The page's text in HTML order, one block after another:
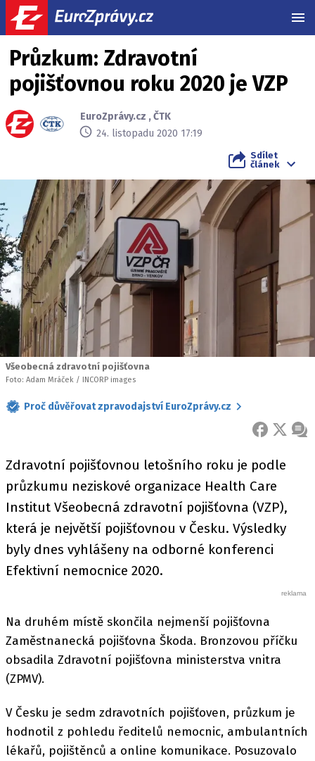
Průzkum: Zdravotní
pojišťovnou roku 2020 je VZP
EuroZprávy.cz ,ČTK
24. listopadu 2020 17:19
Sdílet
článek
Všeobecná zdravotní pojišťovna
Foto: Adam Mráček / INCORP images
Proč důvěřovat zpravodajství EuroZprávy.cz
FACEBOOK
X
Zdravotní pojišťovnou letošního roku je podle
průzkumu neziskové organizace Health Care
Institut Všeobecná zdravotní pojišťovna (VZP),
která je největší pojišťovnou v Česku. Výsledky
byly dnes vyhlášeny na odborné konferenci
Efektivní nemocnice 2020.
Na druhém místě skončila nejmenší pojišťovna
Zaměstnanecká pojišťovna Škoda. Bronzovou příčku
obsadila Zdravotní pojišťovna ministerstva vnitra
(ZPMV).
V Česku je sedm zdravotních pojišťoven, průzkum je
hodnotil z pohledu ředitelů nemocnic, ambulantních
lékařů, pojištěnců a online komunikace. Posuzovalo